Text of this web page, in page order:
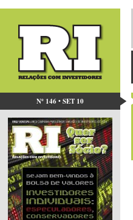
Nº 146 • SET 10